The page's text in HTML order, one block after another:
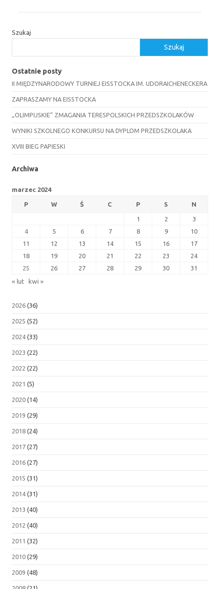
Szukaj
Szukaj
Ostatnie posty
II MIĘDZYNARODOWY TURNIEJ EISSTOCKA IM. UDORAICHENECKERA
ZAPRASZAMY NA EISSTOCKA
„OLIMPIJSKIE” ZMAGANIA TERESPOLSKICH PRZEDSZKOLAKÓW
WYNIKI SZKOLNEGO KONKURSU NA DYPLOM PRZEDSZKOLAKA
XVIII BIEG PAPIESKI
Archiwa
marzec 2024
P W Ś C P S N
1 2
3
4
5 6 7 8 9
10
11
12 13 14 15 16
17
18
19 20 21 22 23
24
25
26 27 28 29 30 31
« lut kwi »
2026 (36)
2025 (52)
2024 (33)
2023 (22)
2022 (22)
2021 (5)
2020 (14)
2019 (29)
2018 (24)
2017 (27)
2016 (27)
2015 (31)
2014 (31)
2013 (40)
2012 (40)
2011 (32)
2010 (29)
2009 (48)